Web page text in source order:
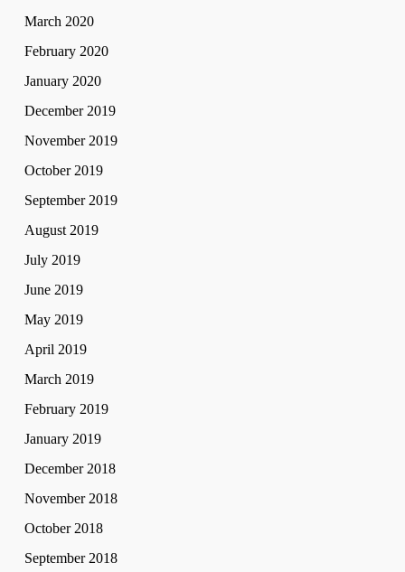
March 2020
February 2020
January 2020
December 2019
November 2019
October 2019
September 2019
August 2019
July 2019
June 2019
May 2019
April 2019
March 2019
February 2019
January 2019
December 2018
November 2018
October 2018
September 2018